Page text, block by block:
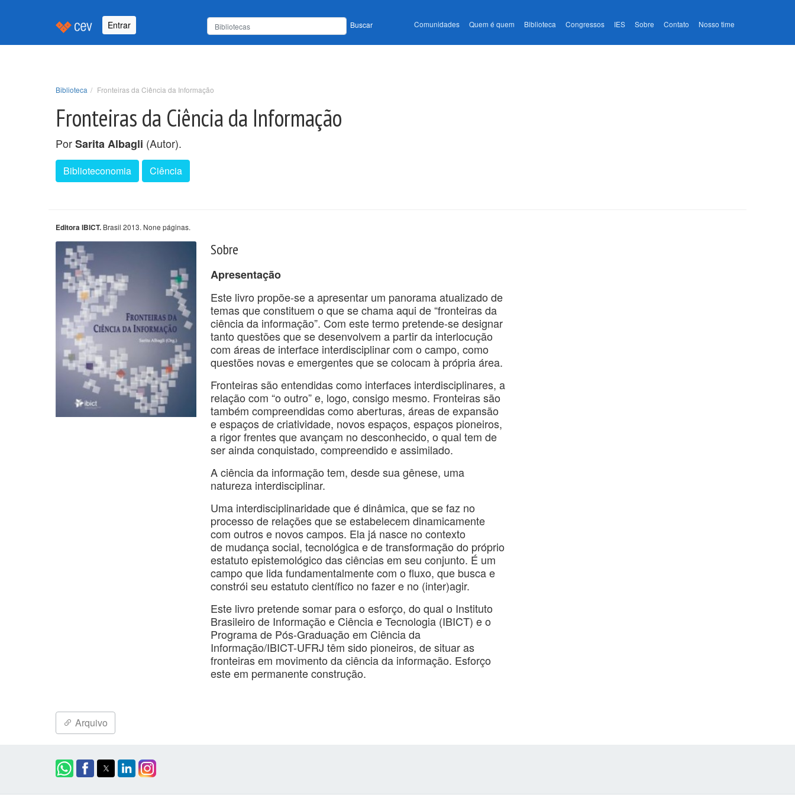
Entrar Buscar Comunidades Quem é quem Biblioteca Congressos IES Sobre Contato Nosso time
Biblioteca Fronteiras da Ciência da Informação
Fronteiras da Ciência da Informação
PorSarita Albagli (Autor).
Biblioteconomia Ciência
Editora IBICT. Brasil 2013. None páginas.
Sobre
Apresentação
Este livro propõe-se a apresentar um panorama atualizado de
temas que constituem o que se chama aqui de “fronteiras da
ciência da informação”. Com este termo pretende-se designar
tanto questões que se desenvolvem a partir da interlocução
com áreas de interface interdisciplinar com o campo, como
questões novas e emergentes que se colocam à própria área.
Fronteiras são entendidas como interfaces interdisciplinares, a
relação com “o outro” e, logo, consigo mesmo. Fronteiras são
também compreendidas como aberturas, áreas de expansão
e espaços de criatividade, novos espaços, espaços pioneiros,
a rigor frentes que avançam no desconhecido, o qual tem de
ser ainda conquistado, compreendido e assimilado.
A ciência da informação tem, desde sua gênese, uma
natureza interdisciplinar.
Uma interdisciplinaridade que é dinâmica, que se faz no
processo de relações que se estabelecem dinamicamente
com outros e novos campos. Ela já nasce no contexto
de mudança social, tecnológica e de transformação do próprio
estatuto epistemológico das ciências em seu conjunto. É um
campo que lida fundamentalmente com o fluxo, que busca e
constrói seu estatuto científico no fazer e no (inter)agir.
Este livro pretende somar para o esforço, do qual o Instituto
Brasileiro de Informação e Ciência e Tecnologia (IBICT) e o
Programa de Pós-Graduação em Ciência da
Informação/IBICT-UFRJ têm sido pioneiros, de situar as
fronteiras em movimento da ciência da informação. Esforço
este em permanente construção.
Arquivo